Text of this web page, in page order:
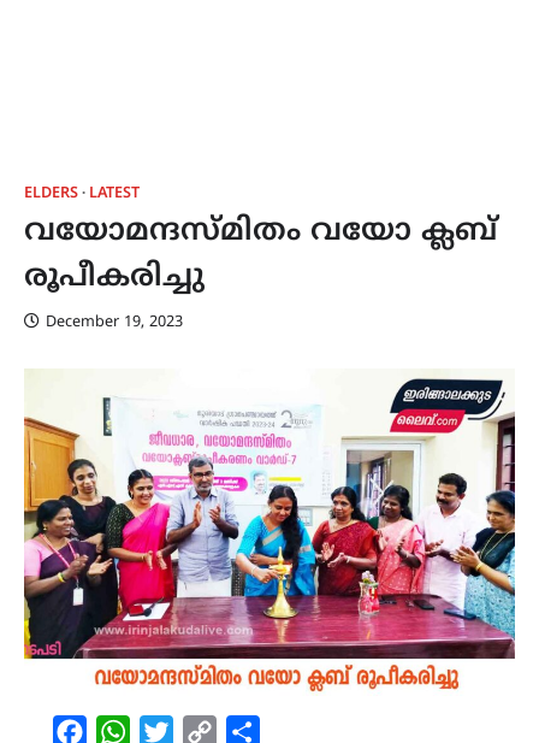
ELDERS LATEST
വയോമന്ദസ്മിതം വയോ ക്ലബ്
രൂപീകരിച്ചു
December 19, 2023
FacebookWhatsAppTwitterCopy